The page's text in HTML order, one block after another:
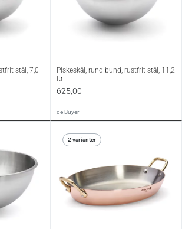
stål, 7,0
Piskeskål, rund bund, rustfrit stål, 11,2
ltr
625,00
de Buyer
2 varianter